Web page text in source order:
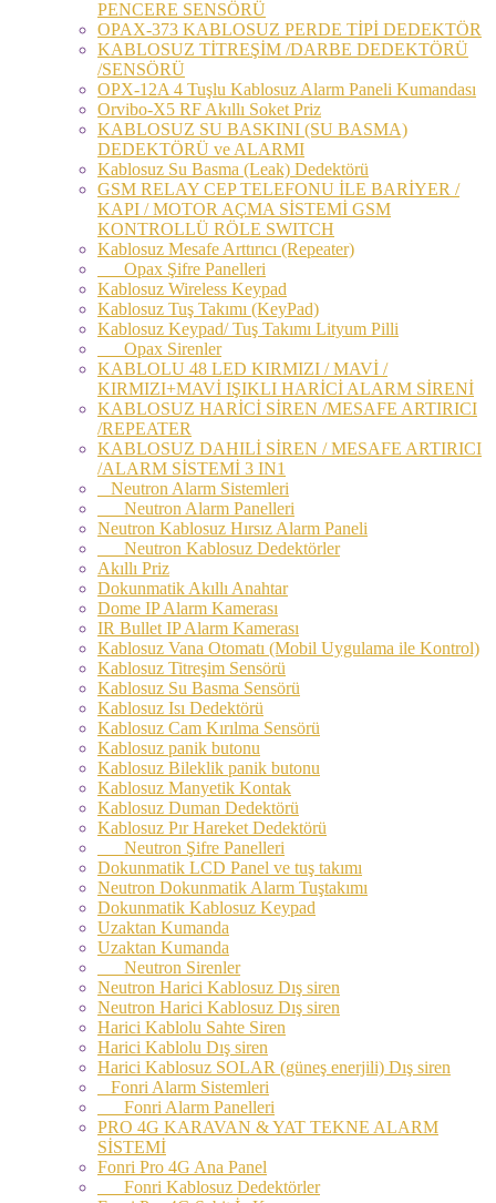
PENCERE SENSÖRÜ
OPAX-373 KABLOSUZ PERDE TİPİ DEDEKTÖR
KABLOSUZ TİTREŞİM /DARBE DEDEKTÖRÜ
/SENSÖRÜ
OPX-12A 4 Tuşlu Kablosuz Alarm Paneli Kumandası
Orvibo-X5 RF Akıllı Soket Priz
KABLOSUZ SU BASKINI (SU BASMA)
DEDEKTÖRÜ ve ALARMI
Kablosuz Su Basma (Leak) Dedektörü
GSM RELAY CEP TELEFONU İLE BARİYER /
KAPI / MOTOR AÇMA SİSTEMİ GSM
KONTROLLÜ RÖLE SWITCH
Kablosuz Mesafe Arttırıcı (Repeater)
Opax Şifre Panelleri
Kablosuz Wireless Keypad
Kablosuz Tuş Takımı (KeyPad)
Kablosuz Keypad/ Tuş Takımı Lityum Pilli
Opax Sirenler
KABLOLU 48 LED KIRMIZI / MAVİ /
KIRMIZI+MAVİ IŞIKLI HARİCİ ALARM SİRENİ
KABLOSUZ HARİCİ SİREN /MESAFE ARTIRICI
/REPEATER
KABLOSUZ DAHILİ SİREN / MESAFE ARTIRICI
/ALARM SİSTEMİ 3 IN1
Neutron Alarm Sistemleri
Neutron Alarm Panelleri
Neutron Kablosuz Hırsız Alarm Paneli
Neutron Kablosuz Dedektörler
Akıllı Priz
Dokunmatik Akıllı Anahtar
Dome IP Alarm Kamerası
IR Bullet IP Alarm Kamerası
Kablosuz Vana Otomatı (Mobil Uygulama ile Kontrol)
Kablosuz Titreşim Sensörü
Kablosuz Su Basma Sensörü
Kablosuz Isı Dedektörü
Kablosuz Cam Kırılma Sensörü
Kablosuz panik butonu
Kablosuz Bileklik panik butonu
Kablosuz Manyetik Kontak
Kablosuz Duman Dedektörü
Kablosuz Pır Hareket Dedektörü
Neutron Şifre Panelleri
Dokunmatik LCD Panel ve tuş takımı
Neutron Dokunmatik Alarm Tuştakımı
Dokunmatik Kablosuz Keypad
Uzaktan Kumanda
Uzaktan Kumanda
Neutron Sirenler
Neutron Harici Kablosuz Dış siren
Neutron Harici Kablosuz Dış siren
Harici Kablolu Sahte Siren
Harici Kablolu Dış siren
Harici Kablosuz SOLAR (güneş enerjili) Dış siren
Fonri Alarm Sistemleri
Fonri Alarm Panelleri
PRO 4G KARAVAN & YAT TEKNE ALARM
SİSTEMİ
Fonri Pro 4G Ana Panel
Fonri Kablosuz Dedektörler